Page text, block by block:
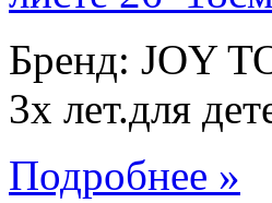
Бренд: JOY
3х лет.для
Подробнее »